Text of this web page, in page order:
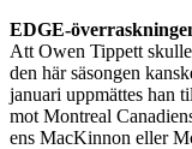
EDGE-
Att Owen Tippett skulle
den här säsongen
januari uppmättes han
mot Montreal
ens MacKinnon eller